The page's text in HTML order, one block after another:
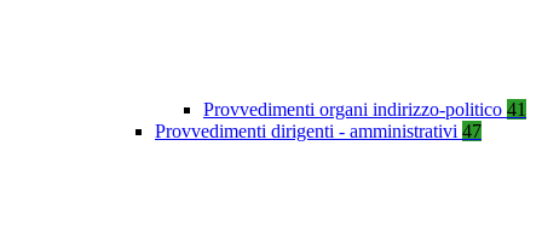
Provvedimenti organi indirizzo-politico 41
Provvedimenti dirigenti - amministrativi 47